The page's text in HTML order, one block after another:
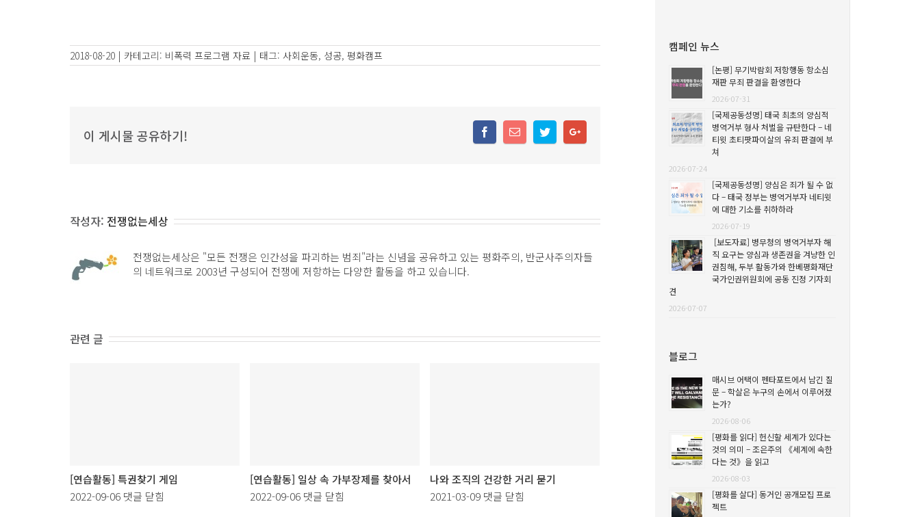
2018-08-20 | 카테고리: 비폭력 프로그램 자료 | 태그: 사회운동, 성공, 평화캠프
이 게시물 공유하기!
작성자: 전쟁없는세상
전쟁없는세상은 "모든 전쟁은 인간성을 파괴하는 범죄"라는 신념을 공유하고 있는 평화주의, 반군사주의자들
의 네트워크로 2003년 구성되어 전쟁에 저항하는 다양한 활동을 하고 있습니다.
관련 글
[연습활동] 특권찾기 게임
2022-09-06[연
댓글 닫힘
[연습활동] 일상 속 가부장제를 찾아서
2022-09-06[연
댓글 닫힘
나와 조직의 건강한 거리 묻기
2021-03-09나댓글 닫힘
캠페인 뉴스
[논평] 무기박람회 저항행동 항소심
재판 무죄 판결을 환영한다
2026-07-31
[국제공동성명] 태국 최초의 양심적
병역거부 형사 처벌을 규탄한다 – 네
티윗 초티팟파이살의 유죄 판결에 부
쳐
2026-07-24
[국제공동성명] 양심은 죄가 될 수 없
다 – 태국 정부는 병역거부자 네티윗
에 대한 기소를 취하하라
2026-07-19
[보도자료] 병무청의 병역거부자 해
직 요구는 양심과 생존권을 겨냥한 인
권침해, 두부 활동가와 한베평화재단
국가인권위원회에 공동 진정 기자회
견
2026-07-07
블로그
매시브 어택이 펜타포트에서 남긴 질
문 – 학살은 누구의 손에서 이루어졌
는가?
2026-08-06
[평화를 읽다] 헌신할 세계가 있다는
것의 의미 – 조은주의 《세계에 속한
다는 것》을 읽고
2026-08-03
[평화를 살다] 동거인 공개모집 프로
젝트